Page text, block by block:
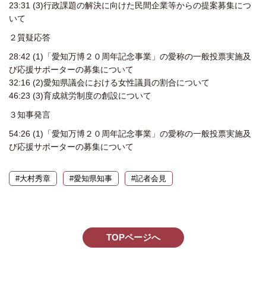
23:31 (3)行政課題の解決に向けた民間企業等からの提案募集につ
いて
２質疑応答
28:42 (1)「愛知万博２０周年記念事業」の愛称の一般投票実施及
び応援サポーターの募集について
32:16 (2)愛知県議会における女性議員の割合について
46:23 (3)育成就労制度の創設について
３知事発言
54:26 (1)「愛知万博２０周年記念事業」の愛称の一般投票実施及
び応援サポーターの募集について
#大村秀章 #愛知県知事 #記者会見
TOPページへ